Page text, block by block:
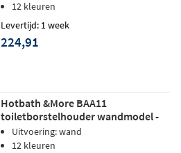
12 kleuren
Levertijd: 1 week
224,91
Hotbath &More BAA11
toiletborstelhouder wandmodel -
Tuscan bronze
Uitvoering: wand
12 kleuren